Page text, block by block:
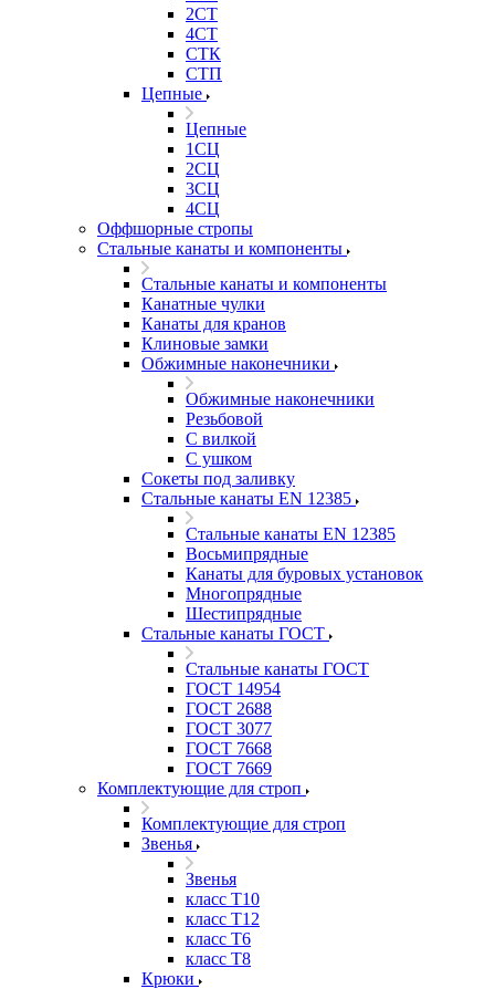
2СТ
4СТ
СТК
СТП
Цепные
Цепные
1СЦ
2СЦ
3СЦ
4СЦ
Оффшорные стропы
Стальные канаты и компоненты
Стальные канаты и компоненты
Канатные чулки
Канаты для кранов
Клиновые замки
Обжимные наконечники
Обжимные наконечники
Резьбовой
С вилкой
С ушком
Сокеты под заливку
Стальные канаты EN 12385
Стальные канаты EN 12385
Восьмипрядные
Канаты для буровых установок
Многопрядные
Шестипрядные
Стальные канаты ГОСТ
Стальные канаты ГОСТ
ГОСТ 14954
ГОСТ 2688
ГОСТ 3077
ГОСТ 7668
ГОСТ 7669
Комплектующие для строп
Комплектующие для строп
Звенья
Звенья
класс Т10
класс Т12
класс Т6
класс Т8
Крюки